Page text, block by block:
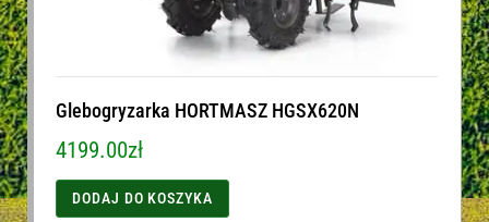
Glebogryzarka HORTMASZ HGSX620N
4199.00zł
DODAJ DO KOSZYKA